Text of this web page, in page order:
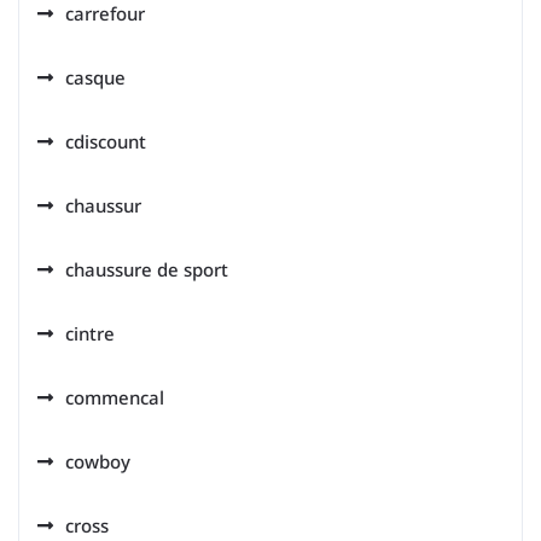
carrefour
casque
cdiscount
chaussur
chaussure de sport
cintre
commencal
cowboy
cross